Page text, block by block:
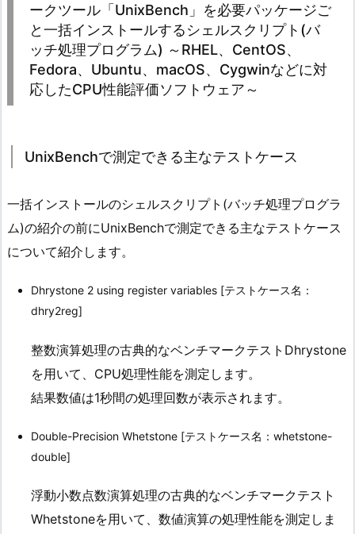
ークツール「UnixBench」を必要パッケージご
と一括インストールするシェルスクリプト(バ
ッチ処理プログラム) ～RHEL、CentOS、
Fedora、Ubuntu、macOS、Cygwinなどに対
応したCPU性能評価ソフトウェア～
UnixBenchで測定できる主なテストケース
一括インストールのシェルスクリプト(バッチ処理プログラ
ム)の紹介の前にUnixBenchで測定できる主なテストケース
について紹介します。
Dhrystone 2 using register variables [テストケース名：
dhry2reg]
整数演算処理の古典的なベンチマークテストDhrystone
を用いて、CPU処理性能を測定します。
結果数値は1秒間の処理回数が表示されます。
Double-Precision Whetstone [テストケース名：whetstone-
double]
浮動小数点数演算処理の古典的なベンチマークテスト
Whetstoneを用いて、数値演算の処理性能を測定しま